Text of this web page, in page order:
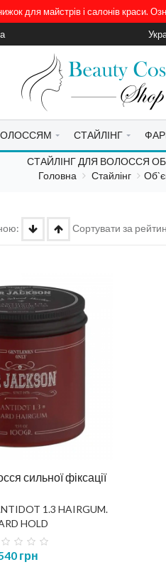
для майстрів і салонів
СТАЙЛІНГ
СТАЙЛІНГ ДЛЯ ВОЛОССЯ
Головна
Стайлінг
Сортувати за
сильної фіксації
1.3 HAIRGUM.
HOLD
грн